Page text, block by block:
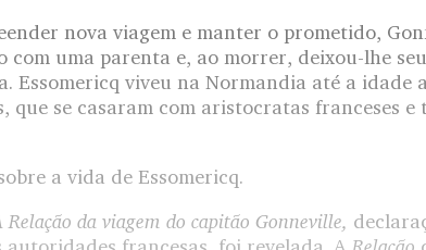
nova viagem e manter o prometido,
com uma parenta e, ao morrer, deixou-lhe
Essomericq viveu na Normandia até a idade
que se casaram com aristocratas franceses
a vida de Essomericq.
Relação da viagem do capitão Gonneville,